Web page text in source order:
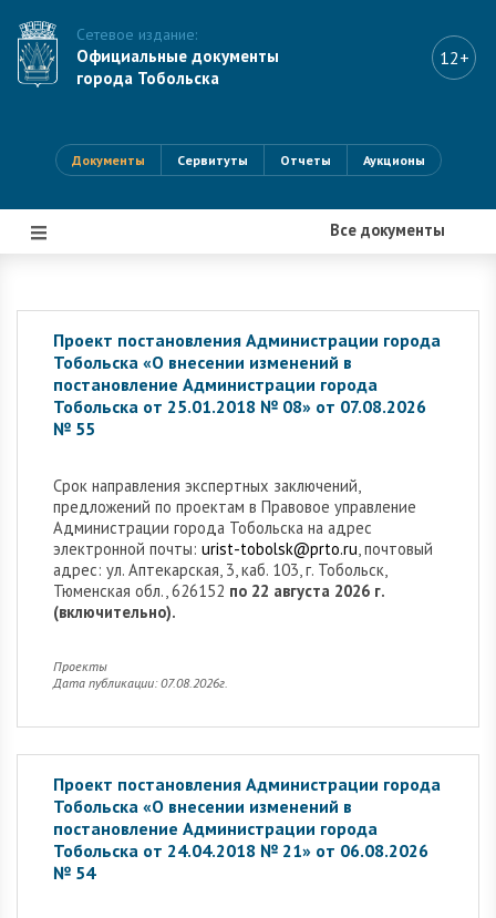
Сетевое издание:
Официальные документы
города Тобольска
12+
Документы Сервитуты Отчеты Аукционы
Все документы
|||
Проект постановления Администрации города
Тобольска «О внесении изменений в
постановление Администрации города
Тобольска от 25.01.2018 № 08» от 07.08.2026
№ 55
Cрок направления экспертных заключений,
предложений по проектам в Правовое управление
Администрации города Тобольска на адрес
электронной почты: urist-tobolsk@prto.ru, почтовый
адрес: ул. Аптекарская, 3, каб. 103, г. Тобольск,
Тюменская обл., 626152 по 22 августа 2026 г.
(включительно).
Проекты
Дата публикации: 07.08.2026г.
Проект постановления Администрации города
Тобольска «О внесении изменений в
постановление Администрации города
Тобольска от 24.04.2018 № 21» от 06.08.2026
№ 54